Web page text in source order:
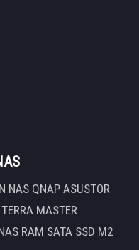
NAS QNAP ASUSTOR
MASTER
RAM SATA SSD M2